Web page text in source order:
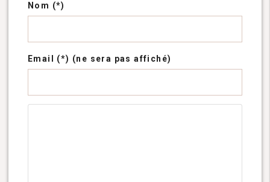
Nom (*)
Email (*) (ne sera pas affiché)